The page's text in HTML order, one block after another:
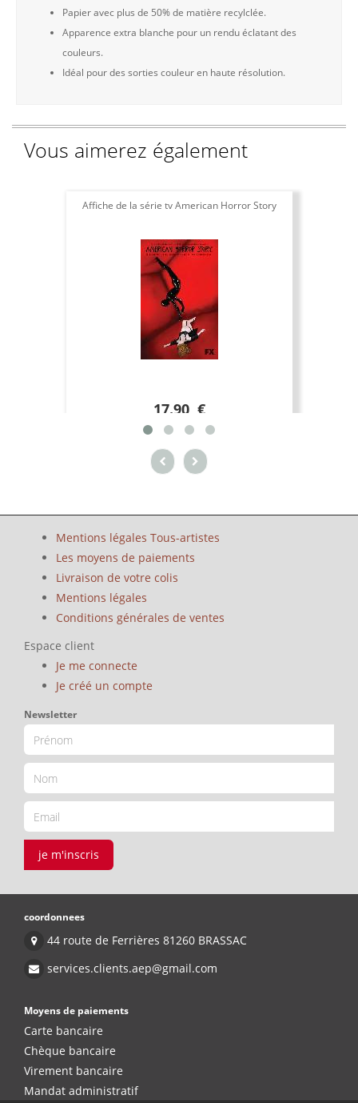
Papier avec plus de 50% de matière recylclée.
Apparence extra blanche pour un rendu éclatant des
couleurs.
Idéal pour des sorties couleur en haute résolution.
Vous aimerez également
Affiche de la série tv American Horror Story
17.90 €
Mentions légales Tous-artistes
Les moyens de paiements
Livraison de votre colis
Mentions légales
Conditions générales de ventes
Espace client
Je me connecte
Je créé un compte
Newsletter
je m'inscris
coordonnees
44 route de Ferrières 81260 BRASSAC
services.clients.aep@gmail.com
Moyens de paiements
Carte bancaire
Chèque bancaire
Virement bancaire
Mandat administratif